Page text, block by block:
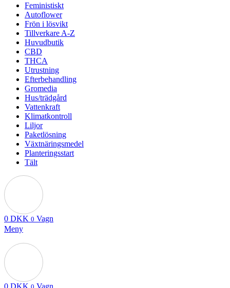
Feministiskt
Autoflower
Frön i lösvikt
Tillverkare A-Z
Huvudbutik
CBD
THCA
Utrustning
Efterbehandling
Gromedia
Hus/trädgård
Vattenkraft
Klimatkontroll
Liljor
Paketlösning
Växtnäringsmedel
Planteringsstart
Tält
0 DKK 0 Vagn
Meny
0 DKK
Vagn